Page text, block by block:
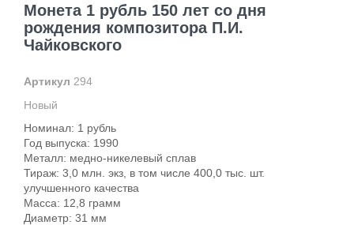
Монета 1 рубль 150 лет со дня
рождения композитора П.И.
Чайковского
Артикул 294
Новый
Номинал: 1 рубль
Год выпуска: 1990
Металл: медно-никелевый сплав
Тираж: 3,0 млн. экз, в том числе 400,0 тыс. шт.
улучшенного качества
Масса: 12,8 грамм
Диаметр: 31 мм